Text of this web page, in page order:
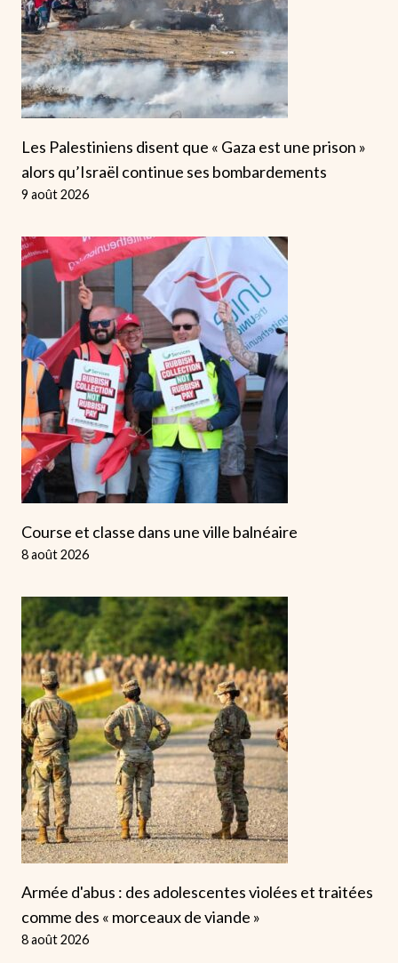
Les Palestiniens disent que « Gaza est une prison »
alors qu’Israël continue ses bombardements
9 août 2026
Course et classe dans une ville balnéaire
8 août 2026
Armée d'abus : des adolescentes violées et traitées
comme des « morceaux de viande »
8 août 2026